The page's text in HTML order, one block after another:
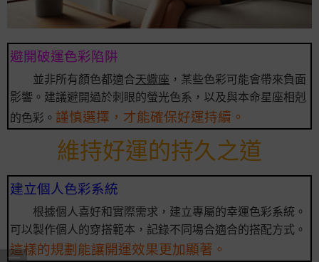
避開破運色彩陷阱
並非所有顏色都適合天蠍座 ，某些色彩可能會帶來負面
影響。建議避開過於刺眼的螢光色系，以及與本命星座相剋
的色彩。 謹慎選擇，才能確保好運持續。
維持好運的持久之道
建立個人色彩系統
根據個人喜好和實際需求，建立專屬的幸運色彩系統。
可以製作個人的穿搭範本，記錄不同場合適合的搭配方式。
這樣的規劃能讓開運效果更加顯著。